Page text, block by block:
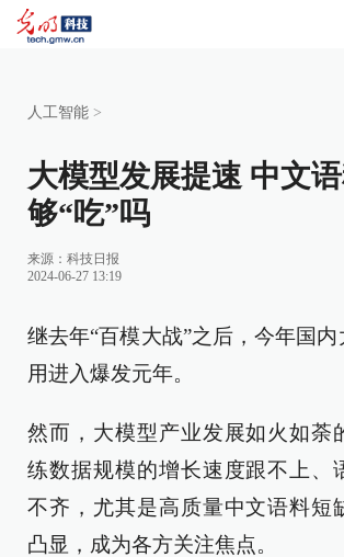
人工智能 >
大模型发展提速 中文
够“吃”吗
来源： 科技日报
2024-06-27 13:19
继去年“百模大战”之后，今年国
用进入爆发元年。
然而，大模型产业发展如火如荼
练数据规模的增长速度跟不上、
不齐，尤其是高质量中文语料短
凸显，成为各方关注焦点。